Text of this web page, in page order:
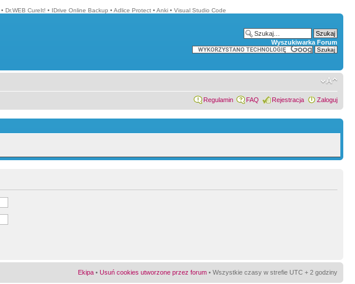
• Dr.WEB CureIt! • IDrive Online Backup • Adlice Protect • Anki • Visual Studio Code
Wyszukiwarka Forum
Regulamin FAQ Rejestracja Zaloguj
Ekipa • Usuń cookies utworzone przez forum • Wszystkie czasy w strefie UTC + 2 godziny